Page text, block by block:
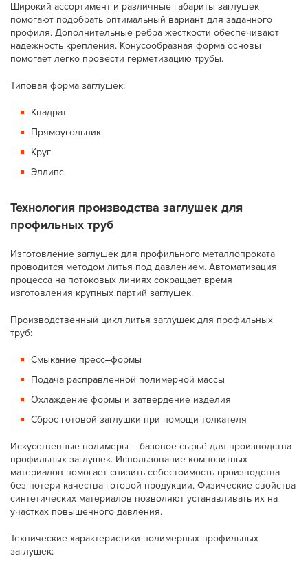
Широкий ассортимент и различные габариты заглушек
помогают подобрать оптимальный вариант для заданного
профиля. Дополнительные ребра жесткости обеспечивают
надежность крепления. Конусообразная форма основы
помогает легко провести герметизацию трубы.
Типовая форма заглушек:
Квадрат
Прямоугольник
Круг
Эллипс
Технология производства заглушек для
профильных труб
Изготовление заглушек для профильного металлопроката
проводится методом литья под давлением. Автоматизация
процесса на потоковых линиях сокращает время
изготовления крупных партий заглушек.
Производственный цикл литья заглушек для профильных
труб:
Смыкание пресс‒формы
Подача расправленной полимерной массы
Охлаждение формы и затвердение изделия
Сброс готовой заглушки при помощи толкателя
Искусственные полимеры ‒ базовое сырьё для производства
профильных заглушек. Использование композитных
материалов помогает снизить себестоимость производства
без потери качества готовой продукции. Физические свойства
синтетических материалов позволяют устанавливать их на
участках повышенного давления.
Технические характеристики полимерных профильных
заглушек: